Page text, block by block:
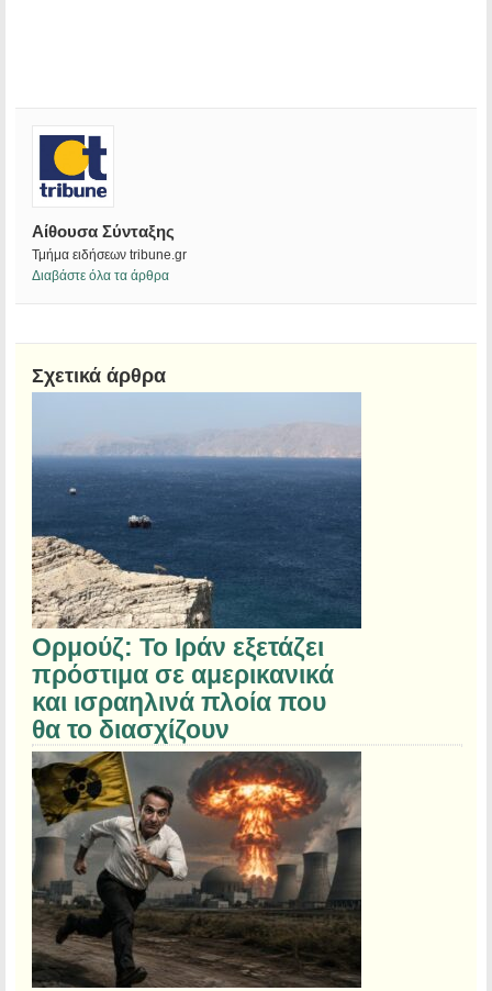
Αίθουσα Σύνταξης
Τμήμα ειδήσεων tribune.gr
Διαβάστε όλα τα άρθρα
Σχετικά άρθρα
Ορμούζ: Το Ιράν εξετάζει
πρόστιμα σε αμερικανικά
και ισραηλινά πλοία που
θα το διασχίζουν